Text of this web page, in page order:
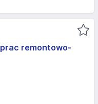
remontowo-